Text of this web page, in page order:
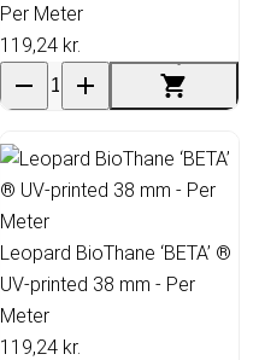
Per Meter
119,24 kr.
Leopard BioThane ‘BETA’ ®
UV-printed 38 mm - Per
Meter
119,24 kr.